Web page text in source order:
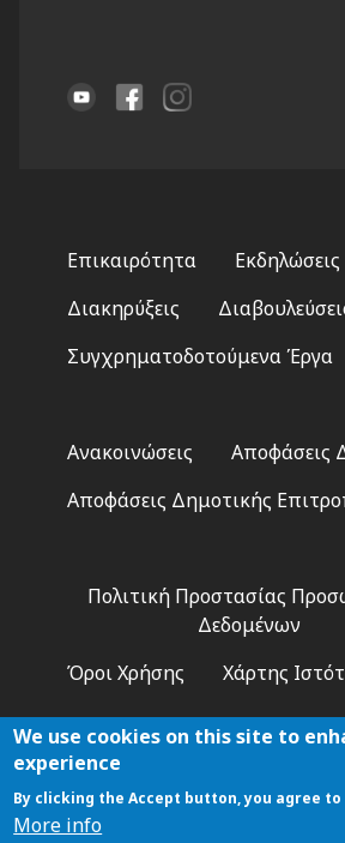
menu
Επικαιρότητα
Εκδηλώσεις
Διακηρύξεις
Συγχρηματοδοτούμενα Έργα
2
Ανακοινώσεις
Αποφάσεις
Αποφάσεις Δημοτικής
Πολιτική Προστασίας
Δεδομένων
Όροι Χρήσης
Χάρτης
Αναζήτηση
We use cookies on this site to
experience
By clicking the Accept button, you agree to
More info